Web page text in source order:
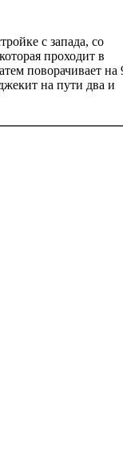
с запада, со
проходит в
поворачивает на
на пути два и